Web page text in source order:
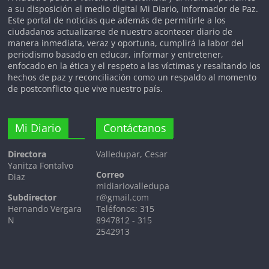
corazón de Colombia.
a su disposición el medio digital Mi Diario, Informador de Paz.
Este portal de noticias que además de permitirle a los
ciudadanos actualizarse de nuestro acontecer diario de
manera inmediata, veraz y oportuna, cumplirá la labor del
periodismo basado en educar, informar y entretener,
enfocado en la ética y el respeto a las víctimas y resaltando los
hechos de paz y reconciliación como un respaldo al momento
de postconflicto que vive nuestro país.
Mi Diario
Directora
Yanitza Fontalvo
Diaz
Subdirector
Hernando Vergara
N
Contáctanos
Valledupar, Cesar
Correo
midiariovalledupa
r@gmail.com
Teléfonos: 315
8947812 - 315
2542913